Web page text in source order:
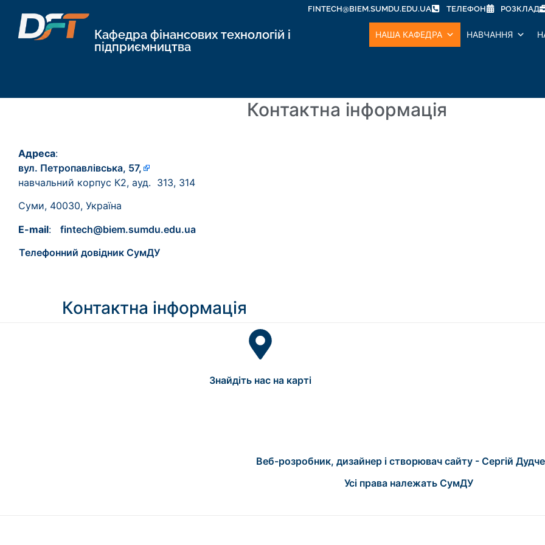
FINTECH@BIEM.SUMDU.EDU.UA ТЕЛЕФОН РОЗКЛАД
Кафедра фінансових технологій і
підприємництва
НАША КАФЕДРА НАВЧАННЯ
Контактна інформація
Адреса:
вул. Петропавлівська, 57,
навчальний корпус К2, ауд. 313, 314
Суми, 40030, Україна
E-mail: fintech@biem.sumdu.edu.ua
Телефонний довідник СумДУ
Контактна інформація
Знайдіть нас на карті
Веб-розробник, дизайнер і створювач сайту - Сергій
Усі права належать СумДУ